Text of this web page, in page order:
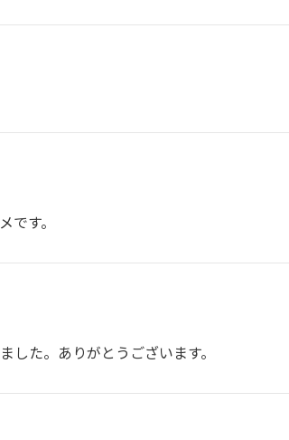
す。
た。ありがとうございます。